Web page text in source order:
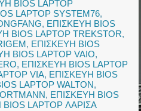
BIOS LAPTOP
LAPTOP SYSTEM76,
, ΕΠΙΣΚΕΥΗ BIOS
BIOS LAPTOP TREKSTOR,
, ΕΠΙΣΚΕΥΗ BIOS
BIOS LAPTOP VAIO,
, ΕΠΙΣΚΕΥΗ BIOS LAPTOP
VIA, ΕΠΙΣΚΕΥΗ BIOS
LAPTOP WALTON,
, ΕΠΙΣΚΕΥΗ BIOS
LAPTOP ΛΑΡΙΣΑ